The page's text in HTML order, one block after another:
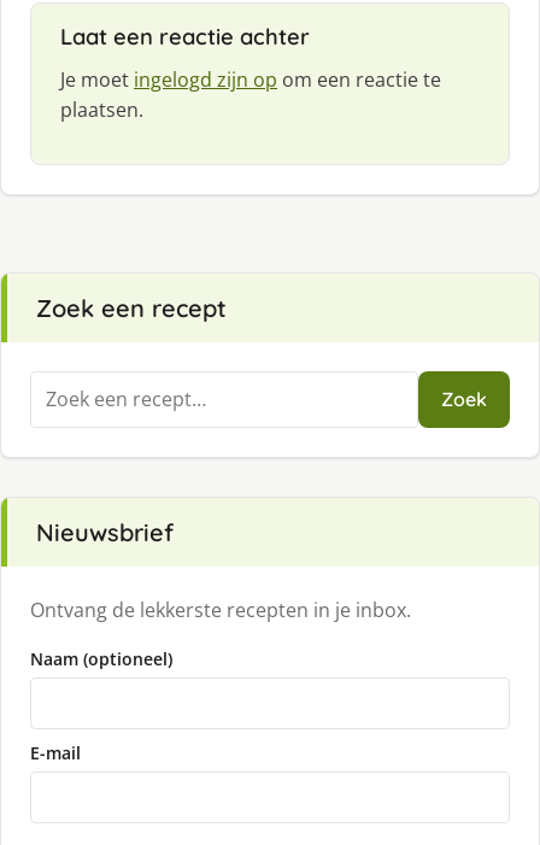
Laat een reactie achter
Je moet ingelogd zijn op om een reactie te
plaatsen.
Zoek een recept
Zoeken
naar:
Zoek
Nieuwsbrief
Ontvang de lekkerste recepten in je inbox.
Naam (optioneel)
E-mail